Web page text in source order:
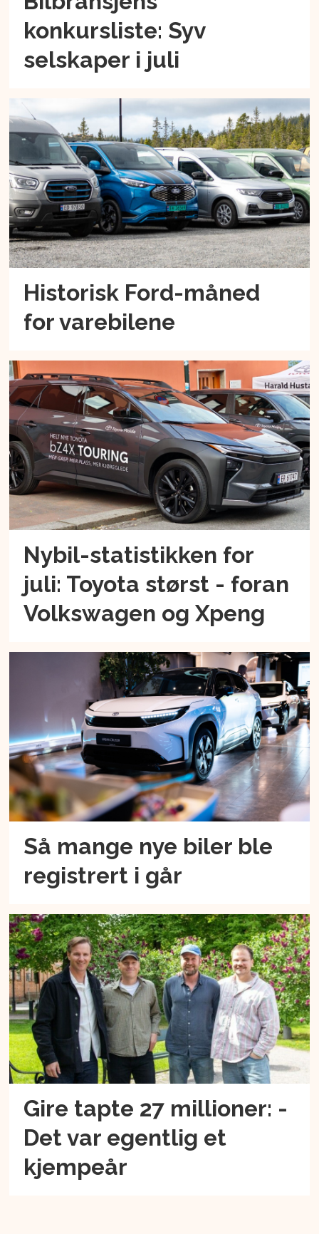
konkursliste: Syv
selskaper i juli
Historisk Ford-måned
for varebilene
Nybil-statistikken for
juli: Toyota størst - foran
Volkswagen og Xpeng
Så mange nye biler ble
registrert i går
Gire tapte 27 millioner: -
Det var egentlig et
kjempeår